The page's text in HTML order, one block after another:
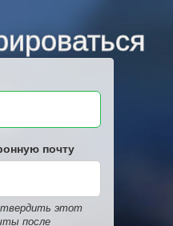
почту
этот
после